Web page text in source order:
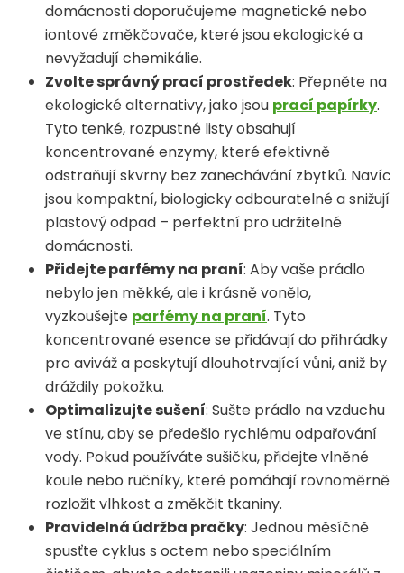
domácnosti doporučujeme magnetické nebo
iontové změkčovače, které jsou ekologické a
nevyžadují chemikálie.
Zvolte správný prací prostředek: Přepněte na
ekologické alternativy, jako jsou prací papírky.
Tyto tenké, rozpustné listy obsahují
koncentrované enzymy, které efektivně
odstraňují skvrny bez zanechávání zbytků. Navíc
jsou kompaktní, biologicky odbouratelné a snižují
plastový odpad – perfektní pro udržitelné
domácnosti.
Přidejte parfémy na praní: Aby vaše prádlo
nebylo jen měkké, ale i krásně vonělo,
vyzkoušejte parfémy na praní. Tyto
koncentrované esence se přidávají do přihrádky
pro aviváž a poskytují dlouhotrvající vůni, aniž by
dráždily pokožku.
Optimalizujte sušení: Sušte prádlo na vzduchu
ve stínu, aby se předešlo rychlému odpařování
vody. Pokud používáte sušičku, přidejte vlněné
koule nebo ručníky, které pomáhají rovnoměrně
rozložit vlhkost a změkčit tkaniny.
Pravidelná údržba pračky: Jednou měsíčně
spusťte cyklus s octem nebo speciálním